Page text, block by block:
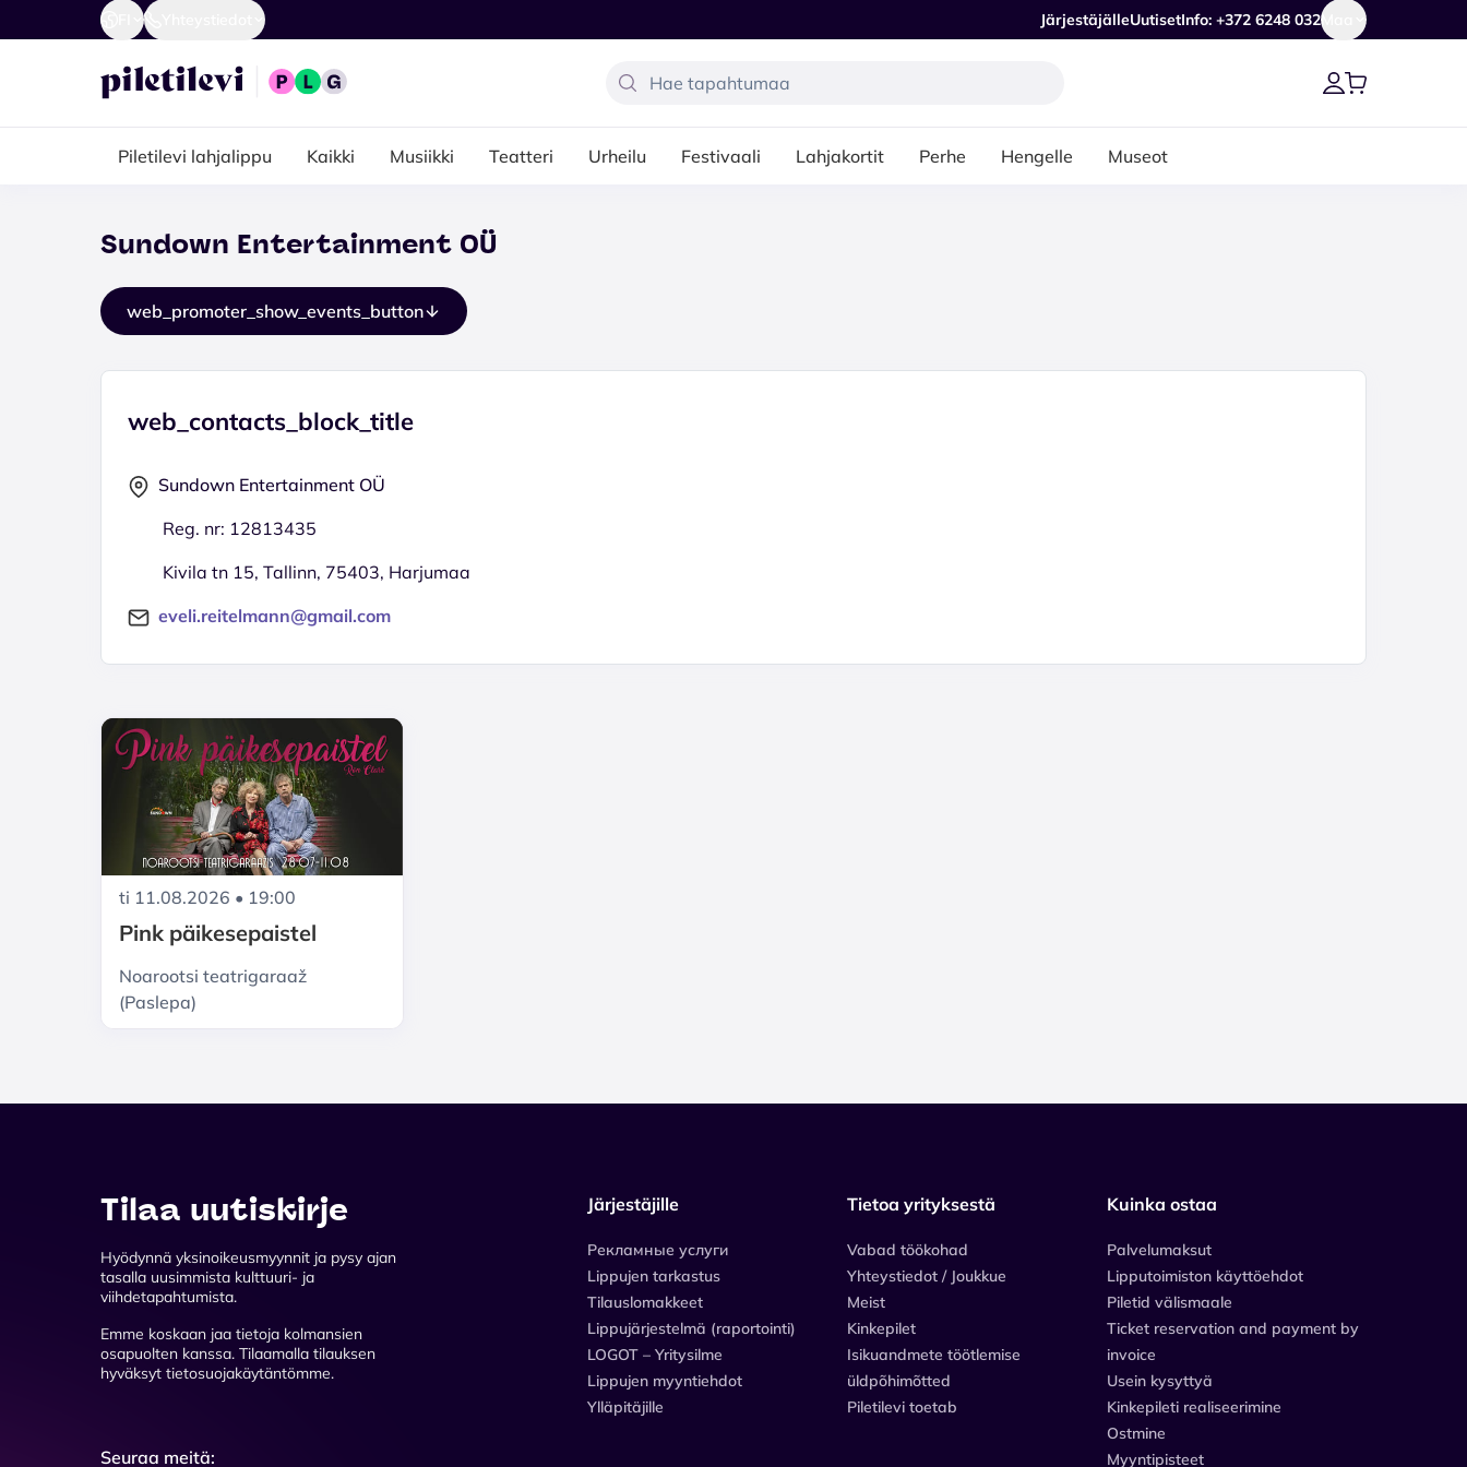
JärjestäjälleUutisetInfo: +372 6248 032Maa
Piletilevi lahjalippu Kaikki Musiikki Teatteri Urheilu Festivaali Lahjakortit Perhe Hengelle Museot
Sundown Entertainment OÜ
web_promoter_show_events_button
web_contacts_block_title
Sundown Entertainment OÜ
Reg. nr: 12813435
Kivila tn 15, Tallinn, 75403, Harjumaa
eveli.reitelmann@gmail.com
ti 11.08.2026 • 19:00
Pink päikesepaistel
Noarootsi teatrigaraaž
(Paslepa)
Tilaa uutiskirje
Hyödynnä yksinoikeusmyynnit ja pysy ajan
tasalla uusimmista kulttuuri- ja
viihdetapahtumista.
Emme koskaan jaa tietoja kolmansien
osapuolten kanssa. Tilaamalla tilauksen
hyväksyt tietosuojakäytäntömme.
Seuraa meitä:
Järjestäjille
Рекламные услуги
Lippujen tarkastus
Tilauslomakkeet
Lippujärjestelmä (raportointi)
LOGOT – Yritysilme
Lippujen myyntiehdot
Ylläpitäjille
Tietoa yrityksestä
Vabad töökohad
Yhteystiedot / Joukkue
Meist
Kinkepilet
Isikuandmete töötlemise
üldpõhimõtted
Piletilevi toetab
Kuinka ostaa
Palvelumaksut
Lipputoimiston käyttöehdot
Piletid välismaale
Ticket reservation and payment by
invoice
Usein kysyttyä
Kinkepileti realiseerimine
Ostmine
Myyntipisteet